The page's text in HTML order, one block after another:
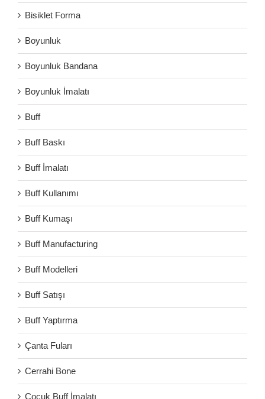
Bisiklet Forma
Boyunluk
Boyunluk Bandana
Boyunluk İmalatı
Buff
Buff Baskı
Buff İmalatı
Buff Kullanımı
Buff Kumaşı
Buff Manufacturing
Buff Modelleri
Buff Satışı
Buff Yaptırma
Çanta Fuları
Cerrahi Bone
Çocuk Buff İmalatı